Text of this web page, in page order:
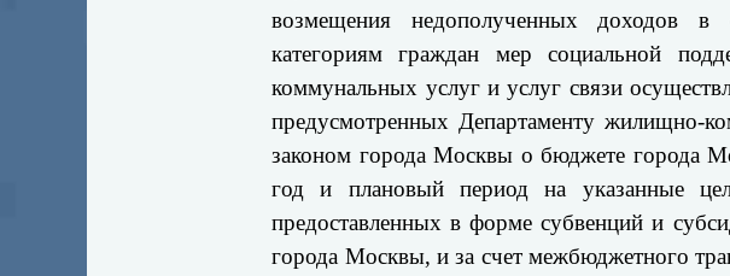
возмещения недополученных доходов в
категориям граждан мер социальной
коммунальных услуг и услуг связи
предусмотренных Департаменту жилищно-
законом города Москвы о бюджете города
год и плановый период на указанные
предоставленных в форме субвенций и
города Москвы, и за счет межбюджетного